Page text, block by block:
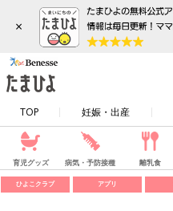
×
TOP 妊娠・出産
育児グッズ 病気・予防接種 離乳食
ひよこクラブ アプリ